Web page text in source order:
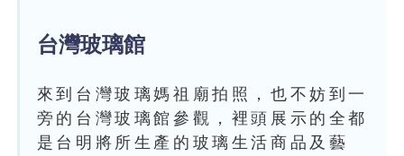
台灣玻璃館
來到台灣玻璃媽祖廟拍照，也不妨到一
旁的台灣玻璃館參觀，裡頭展示的全都
是台明將所生產的玻璃生活商品及藝